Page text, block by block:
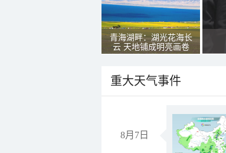
青海湖畔：湖光花海长
云 天地铺成明亮画卷
重大天气事件
8月7日